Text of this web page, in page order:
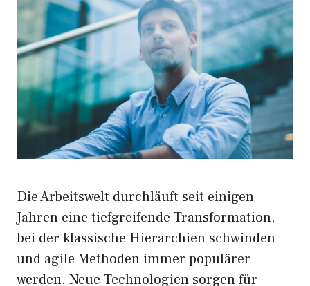
Die Arbeitswelt durchläuft seit einigen
Jahren eine tiefgreifende Transformation,
bei der klassische Hierarchien schwinden
und agile Methoden immer populärer
werden. Neue Technologien sorgen für